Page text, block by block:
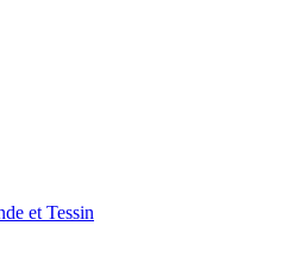
et Tessin